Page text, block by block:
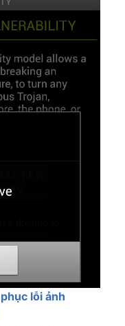
lỗi ảnh